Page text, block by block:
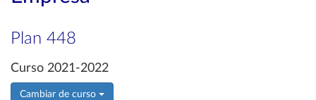
Plan 448
Curso 2021-2022
Cambiar de curso